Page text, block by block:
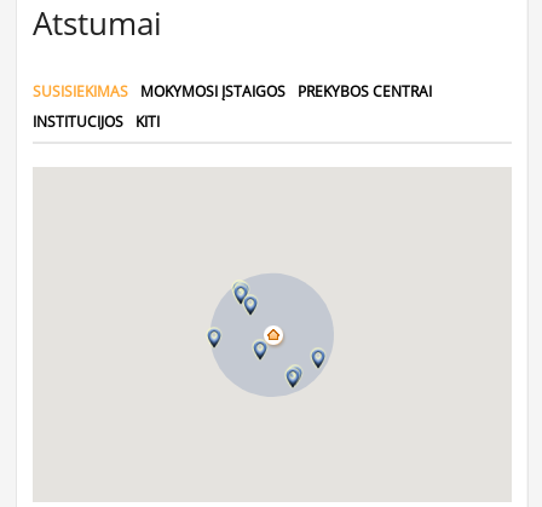
Atstumai
SUSISIEKIMAS MOKYMOSI ĮSTAIGOS
PREKYBOS CENTRAI
INSTITUCIJOS
KITI